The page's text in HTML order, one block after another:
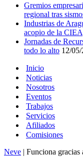
Gremios
regional tras
Industrias de
acopio de la CIEA
Jornadas de
todo lo alto 12/
Inicio
Noticias
Nosotros
Eventos
Trabajos
Servicios
Afiliados
Comisiones
Neve | Funciona gracias